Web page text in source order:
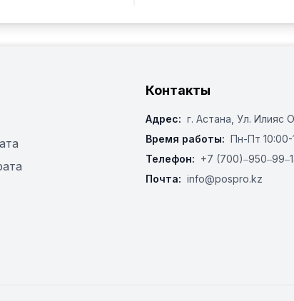
Контакты
Адрес: г. Астана, ​Ул. Илияс
Время работы: Пн-Пт 10:00-
Телефон: +7
Почта: info@pospro.kz